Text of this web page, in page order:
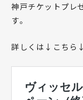
神戸チケットプレ
す。
詳しくは↓こちら